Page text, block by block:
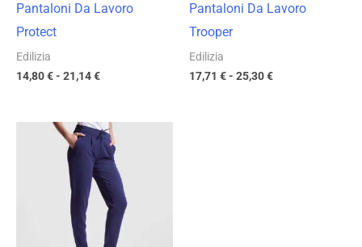
Pantaloni Da Lavoro
Protect
Edilizia
14,80€- 21,14€
Pantaloni Da Lavoro
Trooper
Edilizia
17,71 €- 25,30€
Fascia
di
prezzo:
da
19,33 €
a
27,61 €